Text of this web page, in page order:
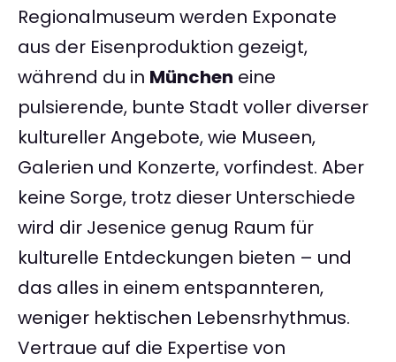
Regionalmuseum werden Exponate
aus der Eisenproduktion gezeigt,
während du in München eine
pulsierende, bunte Stadt voller diverser
kultureller Angebote, wie Museen,
Galerien und Konzerte, vorfindest. Aber
keine Sorge, trotz dieser Unterschiede
wird dir Jesenice genug Raum für
kulturelle Entdeckungen bieten – und
das alles in einem entspannteren,
weniger hektischen Lebensrhythmus.
Vertraue auf die Expertise von